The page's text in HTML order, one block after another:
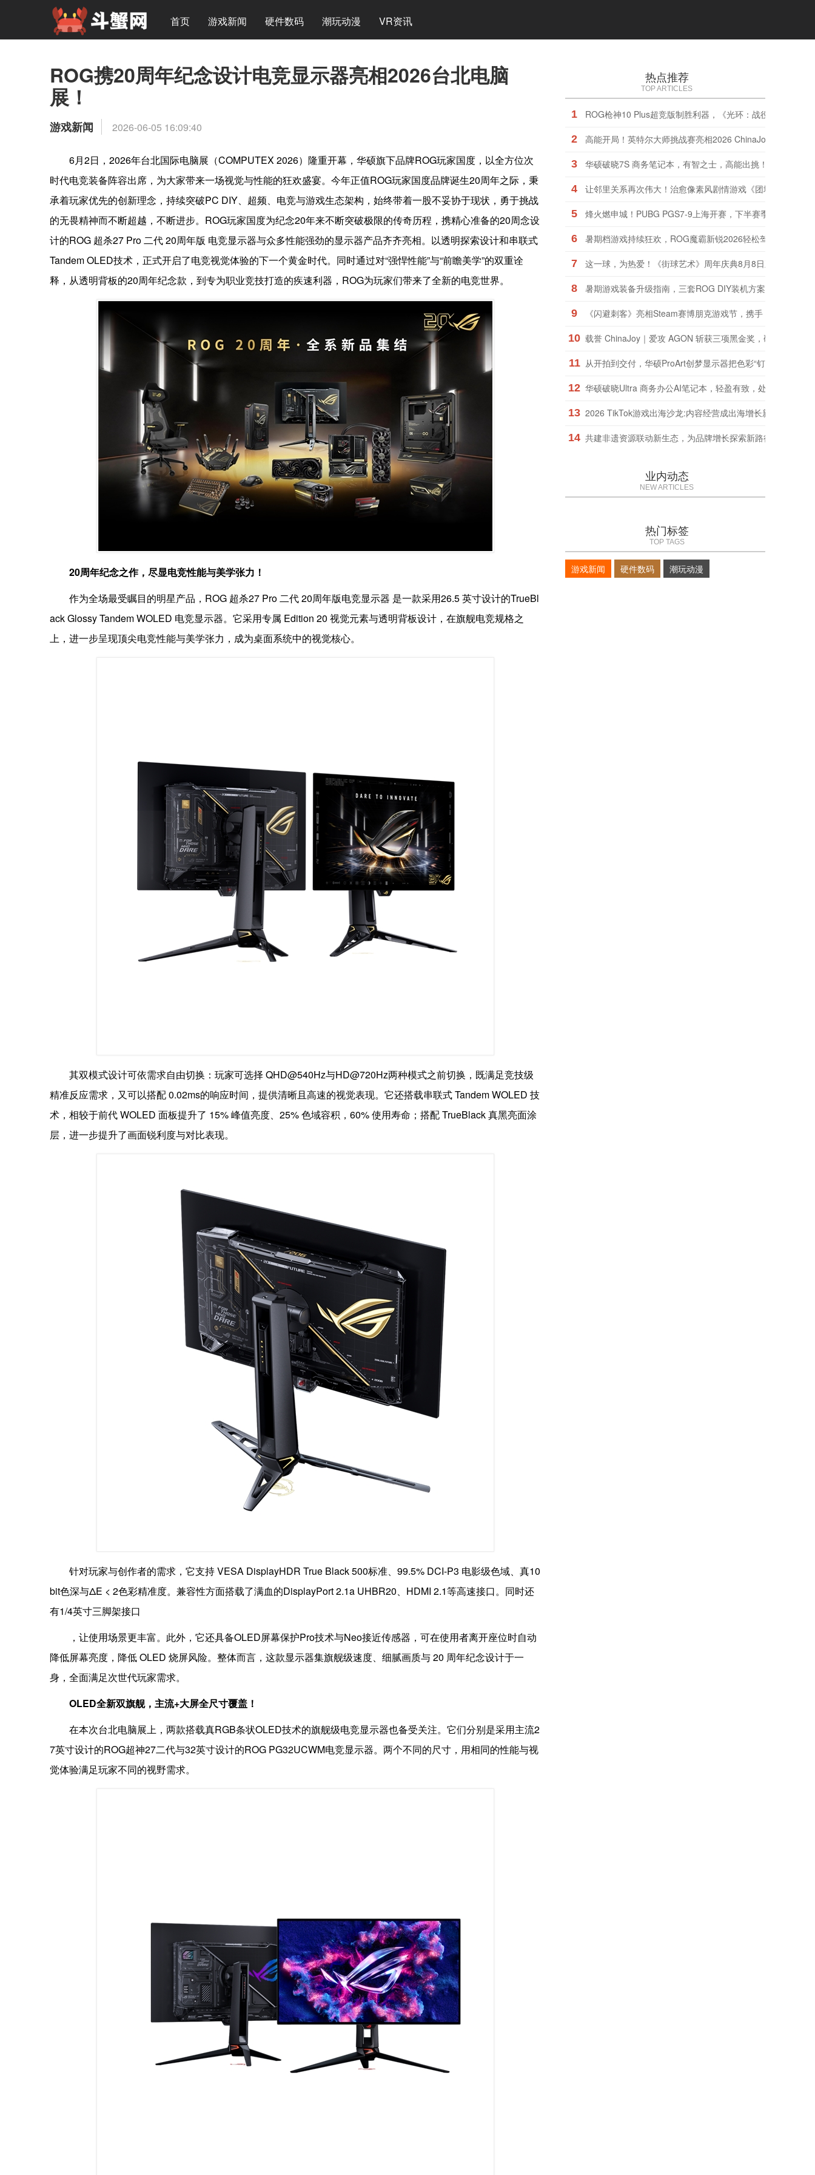
首页 游戏新闻 硬件数码 潮玩动漫 VR资讯
ROG携20周年纪念设计电竞显示器亮相2026台北电脑
展！
游戏新闻 2026-06-05 16:09:40
6月2日，2026年台北国际电脑展（COMPUTEX 2026）隆重开幕，华硕旗下品牌ROG玩家国度，以全方位次
时代电竞装备阵容出席，为大家带来一场视觉与性能的狂欢盛宴。今年正值ROG玩家国度品牌诞生20周年之际，秉
承着玩家优先的创新理念，持续突破PC DIY、超频、电竞与游戏生态架构，始终带着一股不妥协于现状，勇于挑战
的无畏精神而不断超越，不断进步。ROG玩家国度为纪念20年来不断突破极限的传奇历程，携精心准备的20周念设
计的ROG 超杀27 Pro 二代 20周年版 电竞显示器与众多性能强劲的显示器产品齐齐亮相。以透明探索设计和串联式
Tandem OLED技术，正式开启了电竞视觉体验的下一个黄金时代。同时通过对“强悍性能”与“前瞻美学”的双重诠
释，从透明背板的20周年纪念款，到专为职业竞技打造的疾速利器，ROG为玩家们带来了全新的电竞世界。
20周年纪念之作，尽显电竞性能与美学张力！
作为全场最受瞩目的明星产品，ROG 超杀27 Pro 二代 20周年版电竞显示器 是一款采用26.5 英寸设计的TrueBl
ack Glossy Tandem WOLED 电竞显示器。它采用专属 Edition 20 视觉元素与透明背板设计，在旗舰电竞规格之
上，进一步呈现顶尖电竞性能与美学张力，成为桌面系统中的视觉核心。
其双模式设计可依需求自由切换：玩家可选择 QHD@540Hz与HD@720Hz两种模式之前切换，既满足竞技级
精准反应需求，又可以搭配 0.02ms的响应时间，提供清晰且高速的视觉表现。它还搭载串联式 Tandem WOLED 技
术，相较于前代 WOLED 面板提升了 15% 峰值亮度、25% 色域容积，60% 使用寿命；搭配 TrueBlack 真黑亮面涂
层，进一步提升了画面锐利度与对比表现。
针对玩家与创作者的需求，它支持 VESA DisplayHDR True Black 500标准、99.5% DCI-P3 电影级色域、真10
bit色深与ΔE < 2色彩精准度。兼容性方面搭载了满血的DisplayPort 2.1a UHBR20、HDMI 2.1等高速接口。同时还
有1/4英寸三脚架接口
，让使用场景更丰富。此外，它还具备OLED屏幕保护Pro技术与Neo接近传感器，可在使用者离开座位时自动
降低屏幕亮度，降低 OLED 烧屏风险。整体而言，这款显示器集旗舰级速度、细腻画质与 20 周年纪念设计于一
身，全面满足次世代玩家需求。
OLED全新双旗舰，主流+大屏全尺寸覆盖！
在本次台北电脑展上，两款搭载真RGB条状OLED技术的旗舰级电竞显示器也备受关注。它们分别是采用主流2
7英寸设计的ROG超神27二代与32英寸设计的ROG PG32UCWM电竞显示器。两个不同的尺寸，用相同的性能与视
觉体验满足玩家不同的视野需求。
热点推荐
TOP ARTICLES
1 ROG枪神10 Plus超竞版制胜利器，《光环：战役进化》战火
2 高能开局！英特尔大师挑战赛亮相2026 ChinaJoy
3 华硕破晓7S 商务笔记本，有智之士，高能出挑！
4 让邻里关系再次伟大！治愈像素风剧情游戏《团地日和》定
5 烽火燃申城！PUBG PGS7-9上海开赛，下半赛季正式打响！
6 暑期档游戏持续狂欢，ROG魔霸新锐2026轻松驾驭
7 这一球，为热爱！《街球艺术》周年庆典8月8日正式上线，
8 暑期游戏装备升级指南，三套ROG DIY装机方案任你选择
9 《闪避刺客》亮相Steam赛博朋克游戏节，携手《九日》推
10 载誉 ChinaJoy｜爱攻 AGON 斩获三项黑金奖，硬核实力权
11 从开拍到交付，华硕ProArt创梦显示器把色彩“钉”在了同一把
12 华硕破晓Ultra 商务办公AI笔记本，轻盈有致，处处考究！
13 2026 TikTok游戏出海沙龙:内容经营成出海增长新引擎
14 共建非遗资源联动新生态，为品牌增长探索新路径
业内动态
NEW ARTICLES
热门标签
TOP TAGS
游戏新闻 硬件数码 潮玩动漫